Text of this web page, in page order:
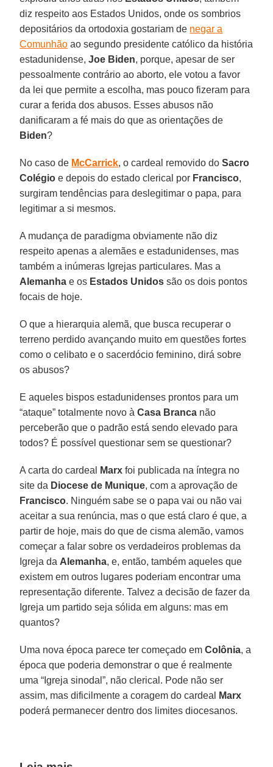
diz respeito aos Estados Unidos, onde os sombrios
depositários da ortodoxia gostariam de negar a
Comunhão ao segundo presidente católico da história
estadunidense,Joe Biden, porque, apesar de ser
pessoalmente contrário ao aborto, ele votou a favor
da lei que permite a escolha, mas pouco fizeram para
curar a ferida dos abusos. Esses abusos não
danificaram a fé mais do que as orientações de
Biden?
No caso de McCarrick, o cardeal removido doSacro
Colégio e depois do estado clerical por Francisco,
surgiram tendências para deslegitimar o papa, para
legitimar a si mesmos.
A mudança de paradigma obviamente não diz
respeito apenas a alemães e estadunidenses, mas
também a inúmeras Igrejas particulares. Mas a
Alemanha e os Estados Unidos são os dois pontos
focais de hoje.
O que a hierarquia alemã, que busca recuperar o
terreno perdido avançando muito em questões fortes
como o celibato e o sacerdócio feminino, dirá sobre
os abusos?
E aqueles bispos estadunidenses prontos para um
“ataque” totalmente novo àCasa Branca não
perceberão que o padrão está sendo elevado para
todos? É possível questionar sem se questionar?
A carta do cardeal Marx foi publicada na íntegra no
site da Diocese de Munique, com a aprovação de
Francisco. Ninguém sabe se o papa vai ou não vai
aceitar a sua renúncia, mas o que está claro é que, a
partir de hoje, mais do que de cisma alemão, vamos
começar a falar sobre os verdadeiros problemas da
Igreja da Alemanha, e, então, também aqueles que
existem em outros lugares poderiam encontrar uma
representação diferente. Talvez a decisão de fazer da
Igreja um partido seja sólida em alguns: mas em
quantos?
Uma nova época parece ter começado emColônia, a
época que poderia demonstrar o que é realmente
uma “Igreja sinodal”, não clerical. Pode não ser
assim, mas dificilmente a coragem do cardeal
Marx
poderá permanecer dentro dos limites diocesanos.